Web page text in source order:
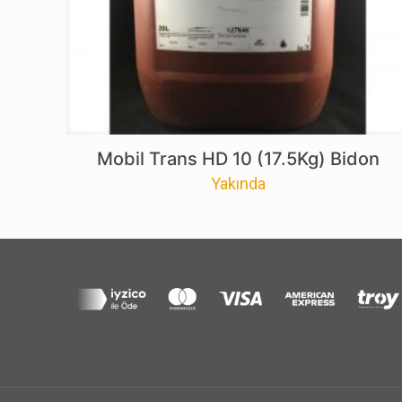
Mobil Trans HD 10 (17.5Kg) Bidon
Yakında